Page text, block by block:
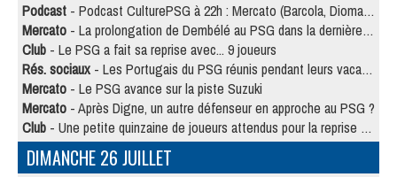
Podcast - Podcast CulturePSG à 22h : Mercato (Barcola, Diomande, etc)
Mercato - La prolongation de Dembélé au PSG dans la dernière ligne droite
Club - Le PSG a fait sa reprise avec... 9 joueurs
Rés. sociaux - Les Portugais du PSG réunis pendant leurs vacances
Mercato - Le PSG avance sur la piste Suzuki
Mercato - Après Digne, un autre défenseur en approche au PSG ?
Club - Une petite quinzaine de joueurs attendus pour la reprise de l'entraînement du PSG
DIMANCHE 26 JUILLET